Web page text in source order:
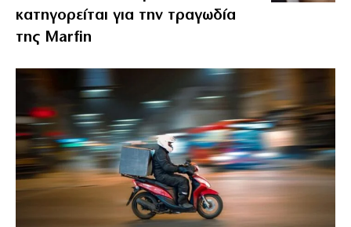
κατηγορείται για την τραγωδία
της Marfin